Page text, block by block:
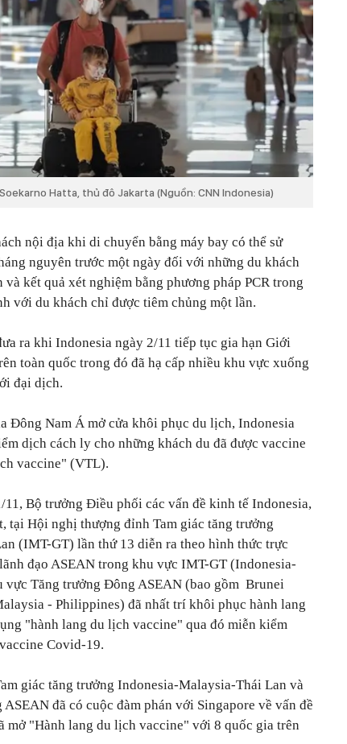
Hatta, thủ đô Jakarta (Nguồn: CNN Indonesia)
nội địa khi di chuyển bằng máy bay có thể sử
nguyên trước một ngày đối với những du khách
kết quả xét nghiệm bằng phương pháp PCR trong
với du khách chỉ được tiêm chủng một lần.
ra khi Indonesia ngày 2/11 tiếp tục gia hạn Giới
toàn quốc trong đó đã hạ cấp nhiều khu vực xuống
đại dịch.
Đông Nam Á mở cửa khôi phục du lịch, Indonesia
dịch cách ly cho những khách du đã được vaccine
vaccine" (VTL).
11, Bộ trưởng Điều phối các vấn đề kinh tế Indonesia,
tại Hội nghị thượng đỉnh Tam giác tăng trưởng
(IMT-GT) lần thứ 13 diễn ra theo hình thức trực
đạo ASEAN trong khu vực IMT-GT (Indonesia-
vực Tăng trưởng Đông ASEAN (bao gồm Brunei
- Philippines) đã nhất trí khôi phục hành lang
"hành lang du lịch vaccine" qua đó miễn kiểm
Covid-19.
giác tăng trưởng Indonesia-Malaysia-Thái Lan và
đã có cuộc đàm phán với Singapore về vấn đề
mở "Hành lang du lịch vaccine" với 8 quốc gia trên